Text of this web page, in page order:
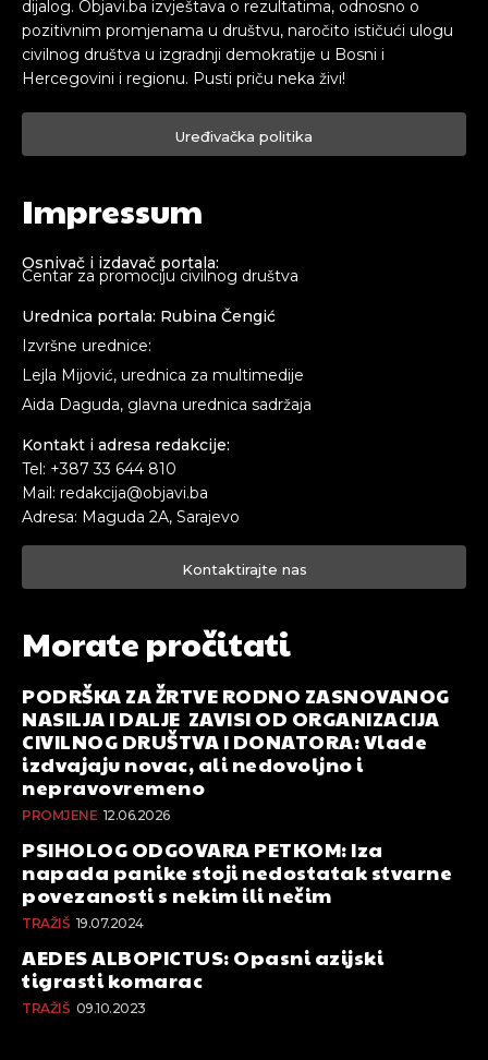
dijalog. Objavi.ba izvještava o rezultatima, odnosno o
pozitivnim promjenama u društvu, naročito ističući ulogu
civilnog društva u izgradnji demokratije u Bosni i
Hercegovini i regionu. Pusti priču neka živi!
Uređivačka politika
Impressum
Osnivač i izdavač portala:
Centar za promociju civilnog društva
Urednica portala: Rubina Čengić
Izvršne urednice:
Lejla Mijović, urednica za multimedije
Aida Daguda, glavna urednica sadržaja
Kontakt i adresa redakcije:
Tel: +387 33 644 810
Mail: redakcija@objavi.ba
Adresa: Maguda 2A, Sarajevo
Kontaktirajte nas
Morate pročitati
PODRŠKA ZA ŽRTVE RODNO ZASNOVANOG
NASILJA I DALJE ZAVISI OD ORGANIZACIJA
CIVILNOG DRUŠTVA I DONATORA: Vlade
izdvajaju novac, ali nedovoljno i
nepravovremeno
PROMJENE 12.06.2026
PSIHOLOG ODGOVARA PETKOM: Iza
napada panike stoji nedostatak stvarne
povezanosti s nekim ili nečim
TRAŽIŠ 19.07.2024
AEDES ALBOPICTUS: Opasni azijski
tigrasti komarac
TRAŽIŠ 09.10.2023